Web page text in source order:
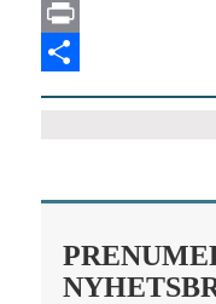
Email
Print
Dela